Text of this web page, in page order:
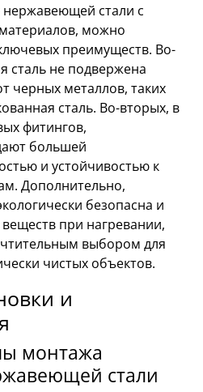
стали с
можно
преимуществ. Во-
сталь не подвержена
черных металлов, таких
сталь. Во-вторых, в
фитингов,
большей
и устойчивостью к
Дополнительно,
безопасна и
при нагревании,
выбором для
чистых объектов.
и
монтажа
стали